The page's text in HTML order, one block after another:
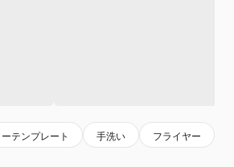
テンプレート 手洗い フライヤー